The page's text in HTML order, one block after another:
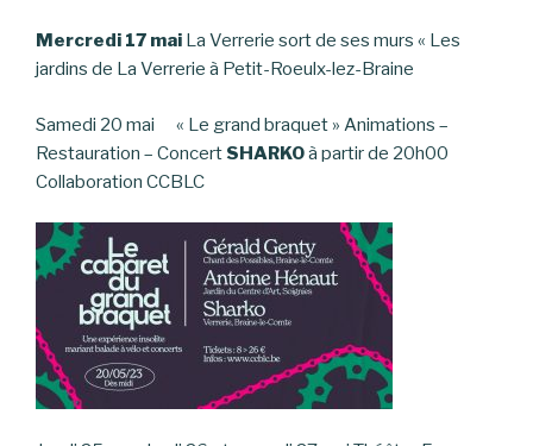
Mercredi 17 mai La Verrerie sort de ses murs « Les
jardins de La Verrerie à Petit-Roeulx-lez-Braine
Samedi 20 mai « Le grand braquet » Animations –
Restauration – Concert SHARKOà partir de 20h00
Collaboration CCBLC